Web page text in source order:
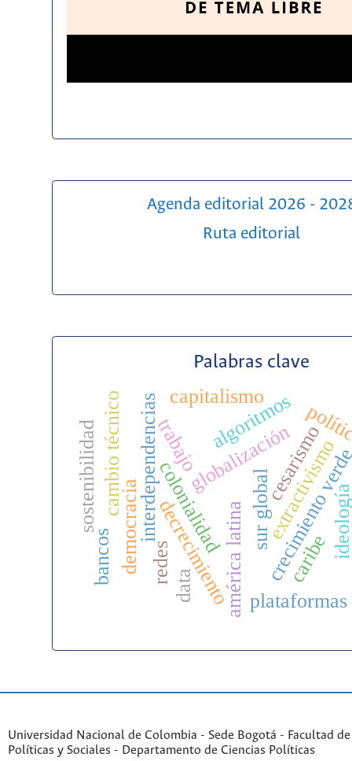
Agenda editorial 2026 -
Ruta editorial
Palabras clave
decrecimiento sur globalextractivismo
colonialidadamérica latina
globalización
interdependencias
democracia
cambio técnico trabajo
redes
data
algoritmos
plataformas
bancos
sostenibilidad cesarismo
capitalismo
caribe
Universidad Nacional de Colombia - Sede Bogotá - Facultad
Políticas y Sociales - Departamento de Ciencias Políticas